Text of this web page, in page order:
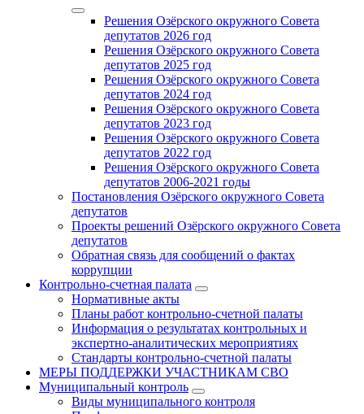
Решения Озёрского окружного Совета
депутатов 2026 год
Решения Озёрского окружного Совета
депутатов 2025 год
Решения Озёрского окружного Совета
депутатов 2024 год
Решения Озёрского окружного Совета
депутатов 2023 год
Решения Озёрского окружного Совета
депутатов 2022 год
Решения Озёрского окружного Совета
депутатов 2006-2021 годы
Постановления Озёрского окружного Совета
депутатов
Проекты решений Озёрского окружного Совета
депутатов
Обратная связь для сообщений о фактах
коррупции
Контрольно-счетная палата
Нормативные акты
Планы работ контрольно-счетной палаты
Информация о результатах контрольных и
экспертно-аналитических мероприятиях
Стандарты контрольно-счетной палаты
МЕРЫ ПОДДЕРЖКИ УЧАСТНИКАМ СВО
Муниципальный контроль
Виды муниципального контроля